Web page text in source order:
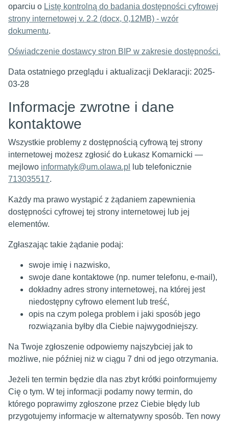
oparciu o Listę kontrolną do badania dostępności cyfrowej
strony internetowej v. 2.2 (docx, 0,12MB) - wzór
dokumentu.
Oświadczenie dostawcy stron BIP w zakresie dostępności.
Data ostatniego przeglądu i aktualizacji Deklaracji: 2025-
03-28
Informacje zwrotne i dane
kontaktowe
Wszystkie problemy z dostępnością cyfrową tej strony
internetowej możesz zgłosić do Łukasz Komarnicki —
mejlowo informatyk@um.olawa.pl
lub telefonicznie
713035517.
Każdy ma prawo wystąpić z żądaniem zapewnienia
dostępności cyfrowej tej strony internetowej lub jej
elementów.
Zgłaszając takie żądanie podaj:
swoje imię i nazwisko,
swoje dane kontaktowe (np. numer telefonu, e-mail),
dokładny adres strony internetowej, na której jest
niedostępny cyfrowo element lub treść,
opis na czym polega problem i jaki sposób jego
rozwiązania byłby dla Ciebie najwygodniejszy.
Na Twoje zgłoszenie odpowiemy najszybciej jak to
możliwe, nie później niż w ciągu 7 dni od jego otrzymania.
Jeżeli ten termin będzie dla nas zbyt krótki poinformujemy
Cię o tym. W tej informacji podamy nowy termin, do
którego poprawimy zgłoszone przez Ciebie błędy lub
przygotujemy informacje w alternatywny sposób. Ten nowy